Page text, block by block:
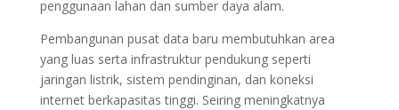
penggunaan lahan dan sumber daya alam.
Pembangunan pusat data baru membutuhkan area
yang luas serta infrastruktur pendukung seperti
jaringan listrik, sistem pendinginan, dan koneksi
internet berkapasitas tinggi. Seiring meningkatnya